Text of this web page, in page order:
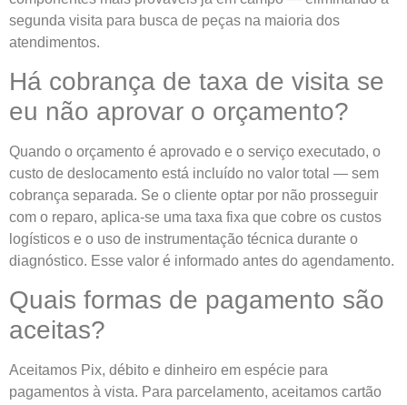
segunda visita para busca de peças na maioria dos
atendimentos.
Há cobrança de taxa de visita se
eu não aprovar o orçamento?
Quando o orçamento é aprovado e o serviço executado, o
custo de deslocamento está incluído no valor total — sem
cobrança separada. Se o cliente optar por não prosseguir
com o reparo, aplica-se uma taxa fixa que cobre os custos
logísticos e o uso de instrumentação técnica durante o
diagnóstico. Esse valor é informado antes do agendamento.
Quais formas de pagamento são
aceitas?
Aceitamos Pix, débito e dinheiro em espécie para
pagamentos à vista. Para parcelamento, aceitamos cartão